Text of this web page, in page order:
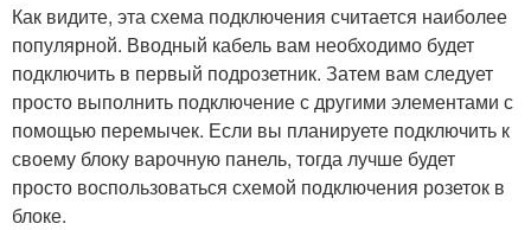
Как видите, эта схема подключения считается наиболее
популярной. Вводный кабель вам необходимо будет
подключить в первый подрозетник. Затем вам следует
просто выполнить подключение с другими элементами с
помощью перемычек. Если вы планируете подключить к
своему блоку варочную панель, тогда лучше будет
просто воспользоваться схемой подключения розеток в
блоке.